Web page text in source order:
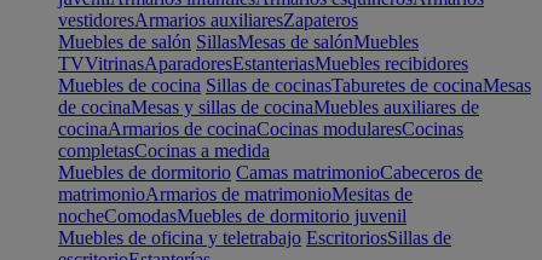
vestidoresArmarios auxiliaresZapateros
Muebles de salón SillasMesas de salónMuebles
TVVitrinasAparadoresEstanteriasMuebles recibidores
Muebles de cocina Sillas de cocinasTaburetes de cocinaMesas
de cocinaMesas y sillas de cocinaMuebles auxiliares de
cocinaArmarios de cocinaCocinas modularesCocinas
completasCocinas a medida
Muebles de dormitorio Camas matrimonioCabeceros de
matrimonioArmarios de matrimonioMesitas de
nocheComodasMuebles de dormitorio juvenil
Muebles de oficina y teletrabajo EscritoriosSillas de